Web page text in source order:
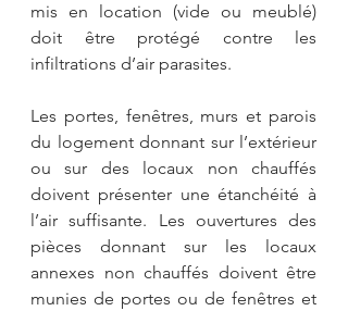
mis en location (vide ou meublé)
doit être protégé contre les
infiltrations d’air parasites.
Les portes, fenêtres, murs et parois
du logement donnant sur l’extérieur
ou sur des locaux non chauffés
doivent présenter une étanchéité à
l’air suffisante. Les ouvertures des
pièces donnant sur les locaux
annexes non chauffés doivent être
munies de portes ou de fenêtres et